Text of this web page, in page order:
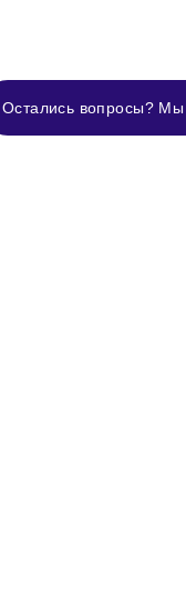
Остались вопросы?